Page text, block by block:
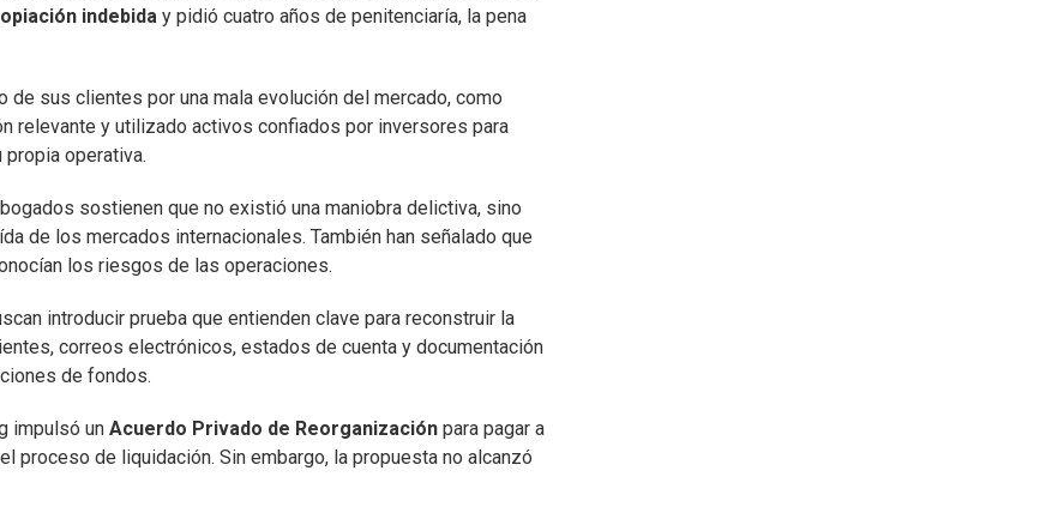
indebida y pidió cuatro años de penitenciaría, la pena
sus clientes por una mala evolución del mercado, como
relevante y utilizado activos confiados por inversores para
operativa.
sostienen que no existió una maniobra delictiva, sino
de los mercados internacionales. También han señalado que
los riesgos de las operaciones.
introducir prueba que entienden clave para reconstruir la
correos electrónicos, estados de cuenta y documentación
de fondos.
impulsó un Acuerdo Privado de Reorganización para pagar a
de liquidación. Sin embargo, la propuesta no alcanzó